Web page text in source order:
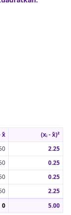
x̄
(xᵢ - x̄)²
2.25
0.25
0.25
2.25
0 5.00